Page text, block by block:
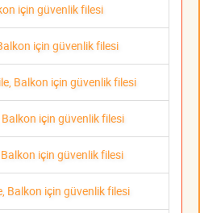
için güvenlik filesi
için güvenlik filesi
Balkon için güvenlik filesi
için güvenlik filesi
için güvenlik filesi
Balkon için güvenlik filesi